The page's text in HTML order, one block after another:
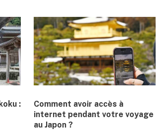
:
Comment avoir accès à
internet pendant votre voyage
au Japon ?